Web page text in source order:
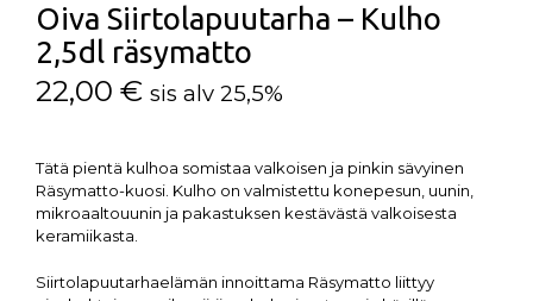
Oiva Siirtolapuutarha – Kulho
2,5dl räsymatto
22,00 € sis alv 25,5%
Tätä pientä kulhoa somistaa valkoisen ja pinkin sävyinen
Räsymatto-kuosi. Kulho on valmistettu konepesun, uunin,
mikroaaltouunin ja pakastuksen kestävästä valkoisesta
keramiikasta.
Siirtolapuutarhaelämän innoittama Räsymatto liittyy